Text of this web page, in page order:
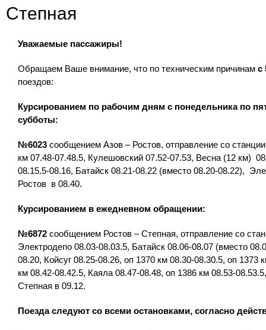
Степная
Уважаемые пассажиры!
Обращаем Ваше внимание, что по техническим причинам с
поездов:
Курсированием по рабочим дням с понедельника по
субботы:
№6023 сообщением Азов – Ростов, отправление со
км 07.48-07.48.5, Кулешовский 07.52-07.53, Весна (12 км)
08.15.5-08.16, Батайск 08.21-08.22 (вместо 08.20-08.22),
Ростов в 08.40.
Курсированием в ежедневном обращении:
№6872 сообщением Ростов – Степная, отправление со
Электродепо 08.03-08.03.5, Батайск 08.06-08.07 (вместо
08.20, Койсуг 08.25-08.26, оп 1370 км 08.30-08.30.5, оп
км 08.42-08.42.5, Каяла 08.47-08.48, оп 1386 км 08.53-
Степная в 09.12.
Поезда следуют со всеми остановками, согласно